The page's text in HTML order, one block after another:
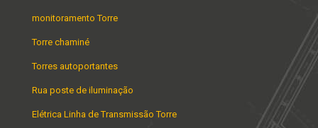
monitoramento Torre
Torre chaminé
Torres autoportantes
Rua poste de iluminação
Elétrica Linha de Transmissão Torre